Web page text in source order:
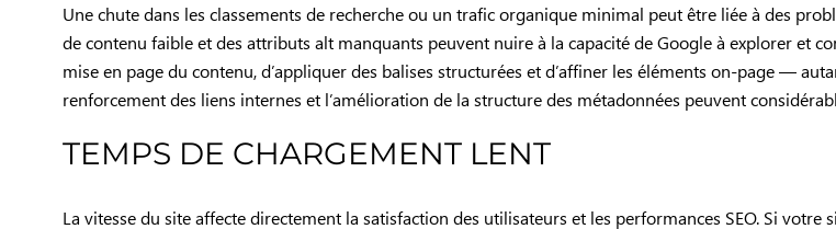
Une chute dans les classements de recherche ou un trafic organique minimal peut être liée à des
de contenu faible et des attributs alt manquants peuvent nuire à la capacité de Google à explorer et
mise en page du contenu, d’appliquer des balises structurées et d’affiner les éléments on-page —
renforcement des liens internes et l’amélioration de la structure des métadonnées peuvent
TEMPS DE CHARGEMENT LENT
La vitesse du site affecte directement la satisfaction des utilisateurs et les performances SEO. Si